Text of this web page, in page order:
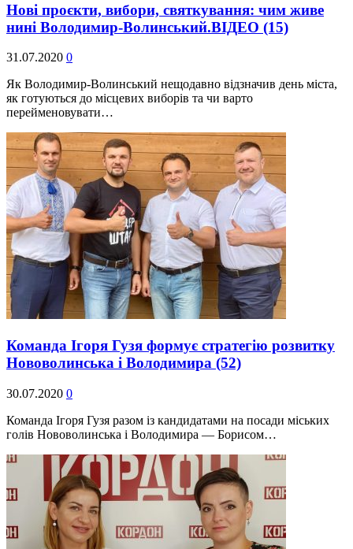
Нові проєкти, вибори, святкування: чим живе
нині Володимир-Волинський.ВІДЕО (15)
31.07.2020 0
Як Володимир-Волинський нещодавно відзначив день міста,
як готуються до місцевих виборів та чи варто
перейменовувати…
Команда Ігоря Гузя формує стратегію розвитку
Нововолинська і Володимира (52)
30.07.2020 0
Команда Ігоря Гузя разом із кандидатами на посади міських
голів Нововолинська і Володимира — Борисом…